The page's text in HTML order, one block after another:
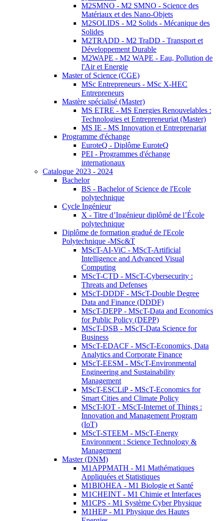
M2SMNO - M2 SMNO - Science des
Matériaux et des Nano-Objets
M2SOLIDS - M2 Solids - Mécanique des
Solides
M2TRADD - M2 TraDD - Transport et
Développement Durable
M2WAPE - M2 WAPE - Eau, Pollution de
l'Air et Energie
Master of Science (CGE)
MSc Entrepreneurs - MSc X-HEC
Entrepreneurs
Mastère spécialisé (Master)
MS ETRE - MS Energies Renouvelables :
Technologies et Entrepreneuriat (Master)
MS IE - MS Innovation et Entreprenariat
Programme d'échange
EuroteQ - Diplôme EuroteQ
PEI - Programmes d'échange
internationaux
Catalogue 2023 - 2024
Bachelor
BS - Bachelor of Science de l'Ecole
polytechnique
Cycle Ingénieur
X - Titre d’Ingénieur diplômé de l’École
polytechnique
Diplôme de formation gradué de l'Ecole
Polytechnique -MSc&T
MScT-AI-ViC - MScT-Artificial
Intelligence and Advanced Visual
Computing
MScT-CTD - MScT-Cybersecurity :
Threats and Defenses
MScT-DDDF - MScT-Double Degree
Data and Finance (DDDF)
MScT-DEPP - MScT-Data and Economics
for Public Policy (DEPP)
MScT-DSB - MScT-Data Science for
Business
MScT-EDACF - MScT-Economics, Data
Analytics and Corporate Finance
MScT-EESM - MScT-Environmental
Engineering and Sustainability
Management
MScT-ESCLiP - MScT-Economics for
Smart Cities and Climate Policy
MScT-IOT - MScT-Internet of Things :
Innovation and Management Program
(IoT)
MScT-STEEM - MScT-Energy
Environment : Science Technology &
Management
Master (DNM)
M1APPMATH - M1 Mathématiques
Appliquées et Statistiques
M1BIOHEA - M1 Biologie et Santé
M1CHEINT - M1 Chimie et Interfaces
M1CPS - M1 Système Cyber Physique
M1HEP - M1 Physique des Hautes